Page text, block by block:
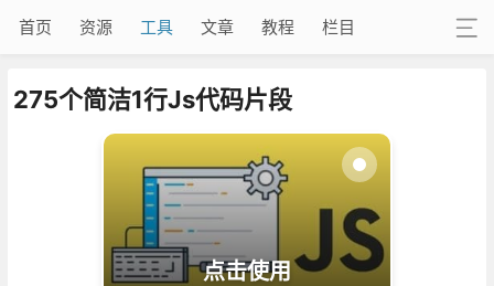
首页 资源 工具 文章 教程 栏目
275个简洁1行Js代码片段
点击使用